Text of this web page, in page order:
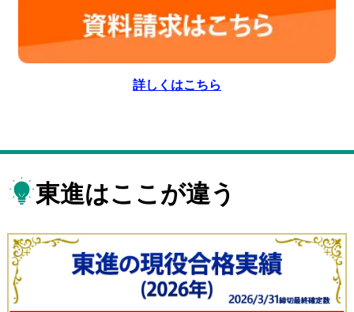
詳しくはこちら
東進はここが違う